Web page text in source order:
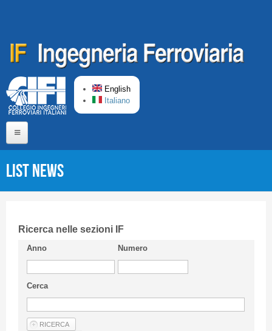
English
Italiano
Short presentation CIFI
Guideline
Privacy & Policy
Articles
List News
Ricerca nelle sezioni IF
Anno Numero
Cerca